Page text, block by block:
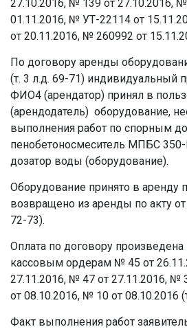
27.10.2016, № 139 от 27.10.2016,
01.11.2016, № УТ-22114 от
от 20.11.2016, № 260992 от
По договору аренды
(т. 3 л.д. 69-71) индивидуальный
ФИО4 (арендатор) принял в
(арендодатель) оборудование,
выполнения работ по спорным
пенобетоносмеситель МПБС
дозатор воды (оборудование).
Оборудование принято в аренду
возвращено из аренды по акту от
72-73).
Оплата по договору
кассовым ордерам № 45 от
27.11.2016, № 47 от 27.11.2016, №
от 08.10.2016, № 10 от 08.10.2016
Факт выполнения работ